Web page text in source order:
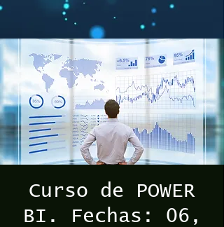
Curso de POWER
BI. Fechas: 06,